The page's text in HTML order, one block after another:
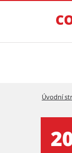
2005.
Úvodní